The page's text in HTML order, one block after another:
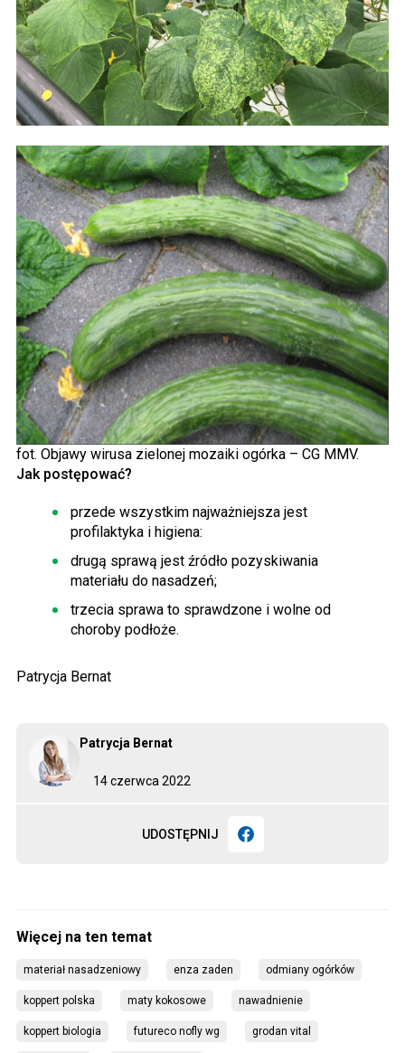
14 czerwca 2022
Patrycja Bernat
UDOSTĘPNIJ
fot. Objawy wirusa zielonej mozaiki ogórka – CG MMV.
Jak postępować?
przede wszystkim najważniejsza jest
profilaktyka i higiena:
drugą sprawą jest źródło pozyskiwania
materiału do nasadzeń;
trzecia sprawa to sprawdzone i wolne od
choroby podłoże.
Patrycja Bernat
materiał nasadzeniowy enza zaden odmiany ogórków
koppert polska maty kokosowe nawadnienie
koppert biologia futureco nofly wg grodan vital